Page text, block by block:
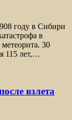
году в Сибири
в
30
115 лет,…
взлета